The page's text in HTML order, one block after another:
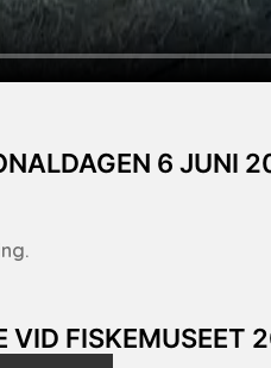
6 JUNI
VID FISKEMUSEET